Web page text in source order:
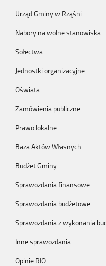
Urząd Gminy w Rząśni
Nabory na wolne stanowiska
Sołectwa
Jednostki organizacyjne
Oświata
Zamówienia publiczne
Prawo lokalne
Baza Aktów Własnych
Budżet Gminy
Sprawozdania finansowe
Sprawozdania budżetowe
Sprawozdania z wykonania
Inne sprawozdania
Opinie RIO